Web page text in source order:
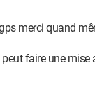
merci quand
faire une